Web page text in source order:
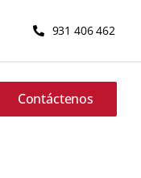
931 406 462
Contáctenos